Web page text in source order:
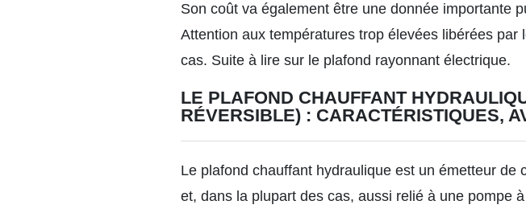
Son coût va également être une donnée importante
Attention aux températures trop élevées libérées
cas. Suite à lire sur le plafond rayonnant électrique.
LE PLAFOND CHAUFFANT
RÉVERSIBLE) : CARACTÉRISTIQUES,
Le plafond chauffant hydraulique est un émetteur
et, dans la plupart des cas, aussi relié à une pompe